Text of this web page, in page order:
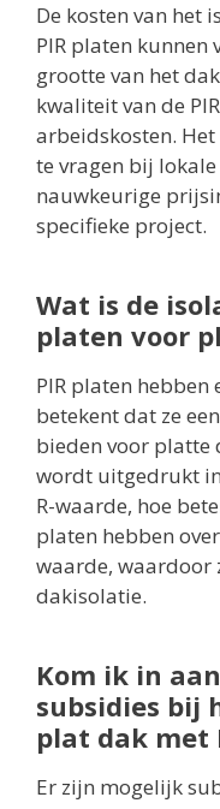
De kosten van het
PIR platen kunnen
grootte van het
kwaliteit van de
arbeidskosten.
te vragen bij
nauwkeurige
specifieke project.
Wat is de
platen voor
PIR platen
betekent dat ze
bieden voor platte
wordt uitgedrukt
R-waarde, hoe
platen hebben
waarde, waardoor
dakisolatie.
Kom ik in
subsidies bij
plat dak met
Er zijn mogelijk